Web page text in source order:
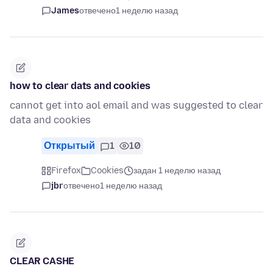
Jamesотвечено1 неделю назад
how to clear dats and cookies
cannot get into aol email and was suggested to clear
data and cookies
Открытый 1 10
Firefox Cookies
задан 1 неделю назад
jbrотвечено1 неделю назад
CLEAR CASHE